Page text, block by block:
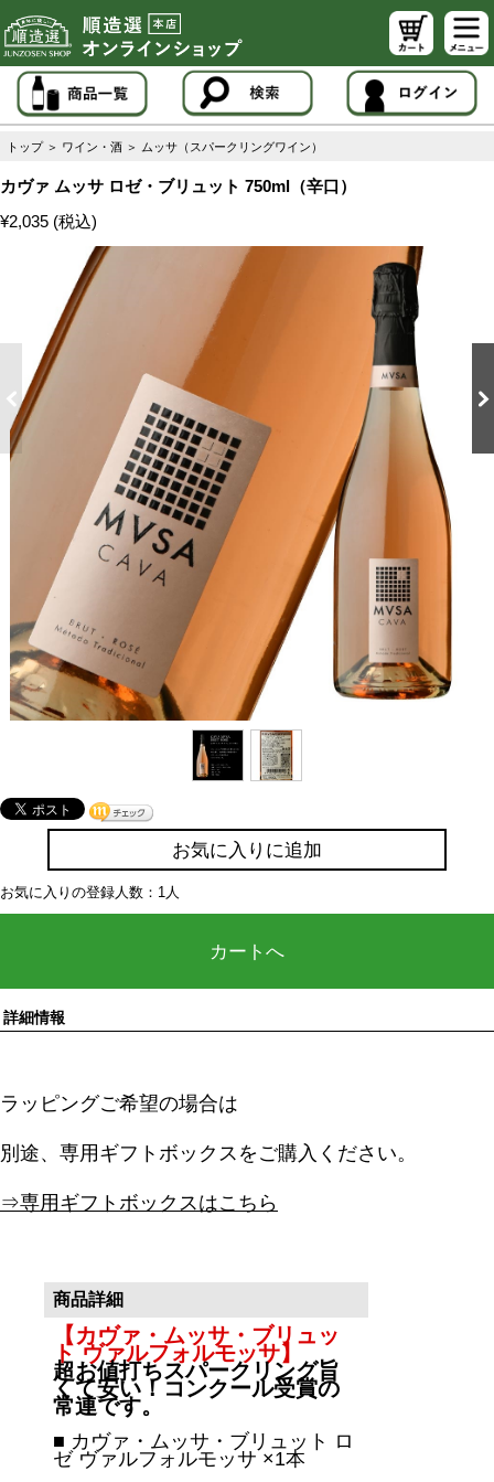
トップ ＞ ワイン・酒 ＞ ムッサ（スパークリングワイン）
カヴァ ムッサ ロゼ・ブリュット 750ml（辛口）
¥2,035 (税込)
お気に入りに追加
お気に入りの登録人数：1人
カートへ
詳細情報
ラッピングご希望の場合は
別途、専用ギフトボックスをご購入ください。
⇒専用ギフトボックスはこちら
商品詳細
【カヴァ・ムッサ・ブリュッ
ト ヴァルフォルモッサ】
超お値打ちスパークリング旨
くて安い！コンクール受賞の
常連です。
■ カヴァ・ムッサ・ブリュット ロ
ゼ ヴァルフォルモッサ ×1本